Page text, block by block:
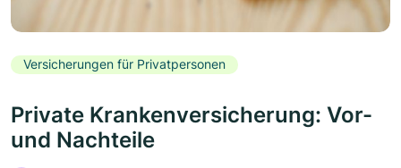
Versicherungen für Privatpersonen
Private Krankenversicherung: Vor-
und Nachteile